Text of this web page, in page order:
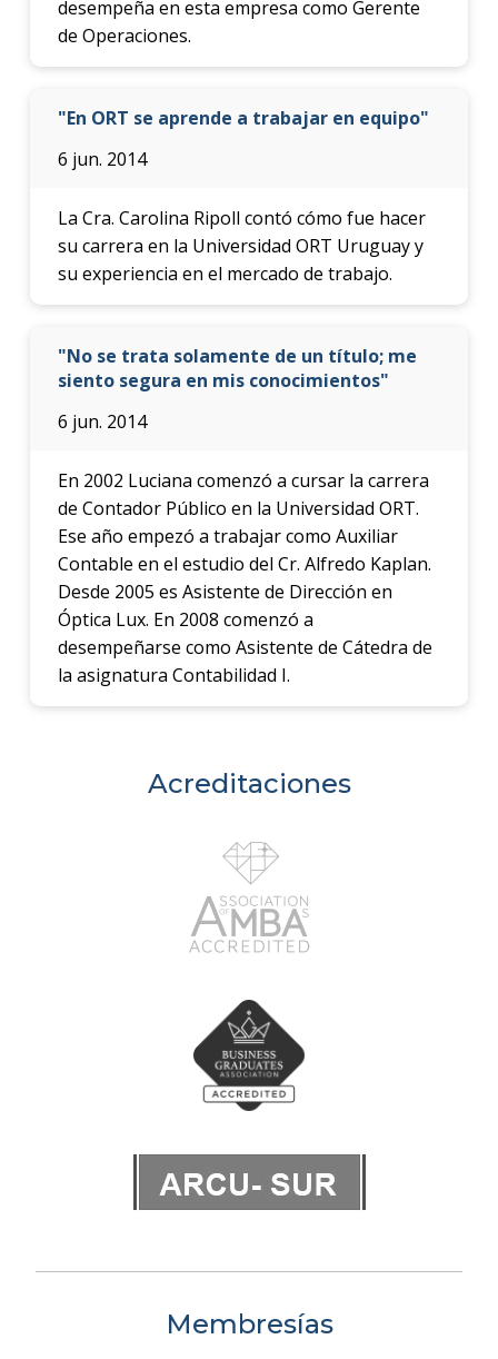
desempeña en esta empresa como Gerente
de Operaciones.
"En ORT se aprende a trabajar en equipo"
6 jun. 2014
La Cra. Carolina Ripoll contó cómo fue hacer
su carrera en la Universidad ORT Uruguay y
su experiencia en el mercado de trabajo.
"No se trata solamente de un título; me
siento segura en mis conocimientos"
6 jun. 2014
En 2002 Luciana comenzó a cursar la carrera
de Contador Público en la Universidad ORT.
Ese año empezó a trabajar como Auxiliar
Contable en el estudio del Cr. Alfredo Kaplan.
Desde 2005 es Asistente de Dirección en
Óptica Lux. En 2008 comenzó a
desempeñarse como Asistente de Cátedra de
la asignatura Contabilidad I.
Acreditaciones
Membresías